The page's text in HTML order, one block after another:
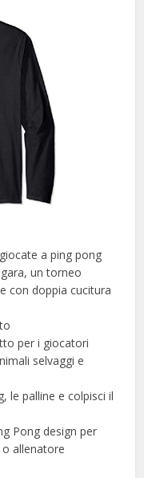
a ping pong
un torneo
con doppia cucitura
per i giocatori
selvaggi e
le palline e colpisci il
Pong design per
allenatore